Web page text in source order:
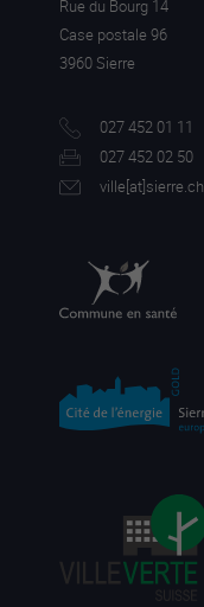
Rue du Bourg 14
Case postale 96
3960 Sierre
027 452 01 11
027 452 02 50
ville[at]sierre.ch